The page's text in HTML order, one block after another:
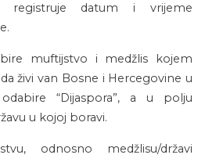
registruje datum i vrijeme
muftijstvo i medžlis kojem
živi van Bosne i Hercegovine u
“Dijaspora”, a u polju
u kojoj boravi.
odnosno medžlisu/državi